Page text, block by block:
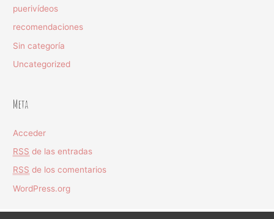
puerivídeos
recomendaciones
Sin categoría
Uncategorized
Meta
Acceder
RSS de las entradas
RSS de los comentarios
WordPress.org